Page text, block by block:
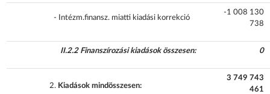
- Intézm.finansz. miatti kiadási korrekció
-1 008 130
738
II.2.2 Finanszírozási kiadások összesen: 0
Kiadások mindösszesen:
3 749 743
461